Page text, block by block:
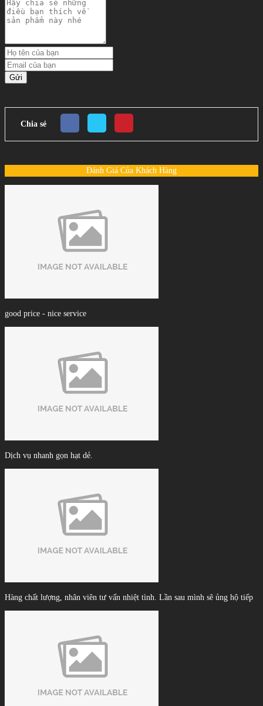
Gửi
Chia sẻ
Đánh Giá Của Khách Hàng
good price - nice service
Dịch vụ nhanh gọn hạt dẻ.
Hàng chất lượng, nhân viên tư vấn nhiệt tình. Lần sau mình sẽ ủng hộ tiếp